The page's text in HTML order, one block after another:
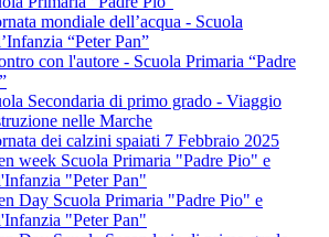
mondiale dell’acqua - Scuola
“Peter Pan”
con l'autore - Scuola Primaria “Padre
Secondaria di primo grado - Viaggio
nelle Marche
dei calzini spaiati 7 Febbraio 2025
week Scuola Primaria "Padre Pio" e
"Peter Pan"
Day Scuola Primaria "Padre Pio" e
"Peter Pan"